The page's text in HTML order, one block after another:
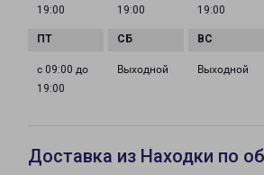
19:00
19:00
19:00
с 09:00 до
19:00
Выходной Выходной
Доставка из Находки по